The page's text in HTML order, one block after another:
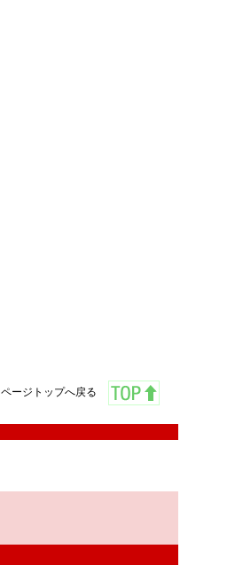
ページトップへ戻る